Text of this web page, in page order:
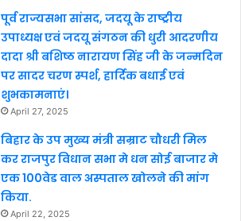
पूर्व राज्यसभा सांसद, जदयू के राष्ट्रीय
उपाध्यक्ष एवं जदयू संगठन की धुरी आदरणीय
दादा श्री बशिष्ठ नारायण सिंह जी के जन्मदिन
पर सादर चरण स्पर्श, हार्दिक बधाई एवं
शुभकामनाएं।
April 27, 2025
बिहार के उप मुख्य मंत्री सम्राट चौधरी मिल
कर राजपुर विधान सभा मे धन सोई बाजार मे
एक 100वेड वाल अस्पताल खोलने की मांग
किया.
April 22, 2025